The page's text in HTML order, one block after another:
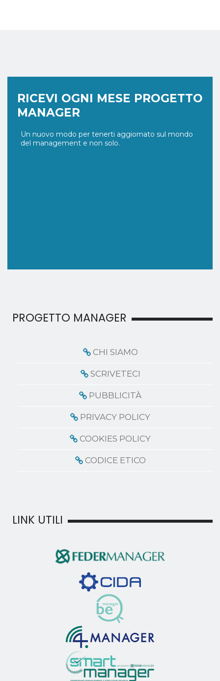
RICEVI OGNI MESE PROGETTO
MANAGER
Un nuovo modo per tenerti aggiornato sul mondo
del management e non solo.
PROGETTO MANAGER
CHI SIAMO
SCRIVETECI
PUBBLICITÀ
PRIVACY POLICY
COOKIES POLICY
CODICE ETICO
LINK UTILI